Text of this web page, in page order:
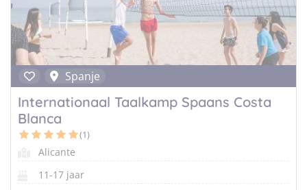
Spanje
Internationaal Taalkamp Spaans Costa
Blanca
(1)
Alicante
11-17 jaar